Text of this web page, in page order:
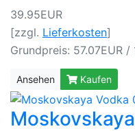
39.95EUR
[zzgl. Lieferkosten]
Grundpreis: 57.07EUR /
Ansehen Kaufen